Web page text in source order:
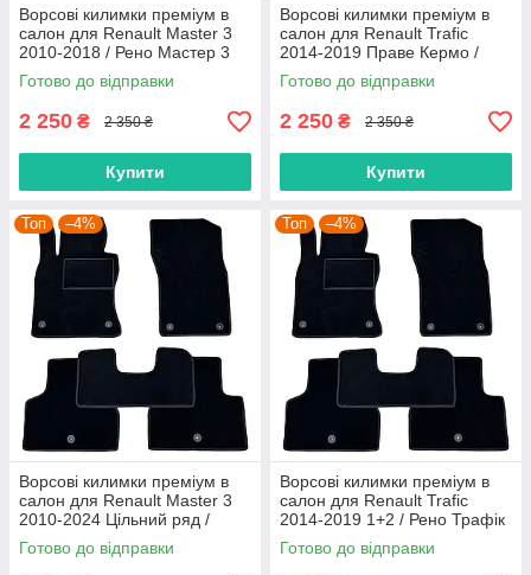
Ворсові килимки преміум в
салон для Renault Master 3
2010-2018 / Рено Мастер 3
килимки
Готово до відправки
2 250 ₴ 2 350 ₴
Купити
Ворсові килимки преміум в
салон для Renault Trafic
2014-2019 Праве Кермо /
Рено Трафік килимки
Готово до відправки
2 250 ₴ 2 350 ₴
Купити
Топ –4%
Ворсові килимки преміум в
салон для Renault Master 3
2010-2024 Цільний ряд /
Рено Мастер 3 килимки
Готово до відправки
Топ –4%
Ворсові килимки преміум в
салон для Renault Trafic
2014-2019 1+2 / Рено Трафік
килимки
Готово до відправки